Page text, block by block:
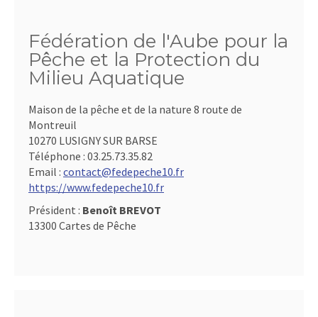
Fédération de l'Aube pour la
Pêche et la Protection du
Milieu Aquatique
Maison de la pêche et de la nature 8 route de
Montreuil
10270 LUSIGNY SUR BARSE
Téléphone : 03.25.73.35.82
Email : contact@fedepeche10.fr
https://www.fedepeche10.fr
Président : Benoît BREVOT
13300 Cartes de Pêche